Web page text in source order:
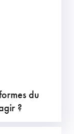
du
?